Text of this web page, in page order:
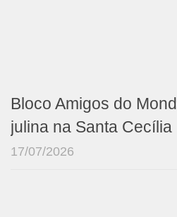
Bloco Amigos do
julina na Santa Cecília
17/07/2026